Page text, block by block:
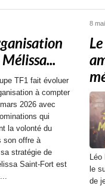
TF1 fait évoluer
à compter
2026 avec
qui
la volonté du
son offre à
stratégie de
Saint-Fort est
8
le
de